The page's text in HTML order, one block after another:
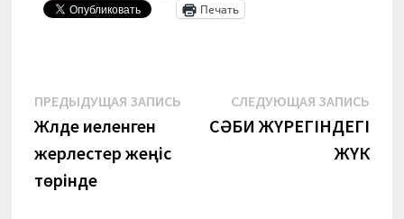
Печать
Навигация
по
записям
ПРЕДЫДУЩАЯ ЗАПИСЬПредыдущая
запись:
Жүлде иеленген
жерлестер жеңіс
төрінде
СЛЕДУЮЩАЯ ЗАПИСЬ
СӘБИ ЖҮРЕГІНДЕГІ
ЖҮК